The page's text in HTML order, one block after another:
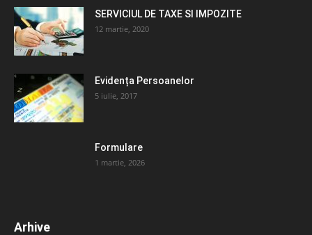
SERVICIUL DE TAXE SI IMPOZITE
12 martie, 2020
Evidența Persoanelor
5 iulie, 2017
Formulare
1 martie, 2026
Arhive